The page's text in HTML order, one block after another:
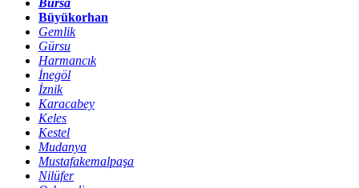
Büyükorhan
Gemlik
Gürsu
Harmancık
İnegöl
İznik
Karacabey
Keles
Kestel
Mudanya
Mustafakemalpaşa
Nilüfer